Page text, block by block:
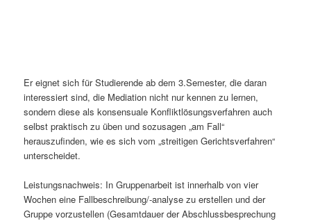
Er eignet sich für Studierende ab dem 3.Semester, die daran
interessiert sind, die Mediation nicht nur kennen zu lernen,
sondern diese als konsensuale Konfliktlösungsverfahren auch
selbst praktisch zu üben und sozusagen „am Fall“
herauszufinden, wie es sich vom „streitigen Gerichtsverfahren“
unterscheidet.
Leistungsnachweis: In Gruppenarbeit ist innerhalb von vier
Wochen eine Fallbeschreibung/-analyse zu erstellen und der
Gruppe vorzustellen (Gesamtdauer der Abschlussbesprechung